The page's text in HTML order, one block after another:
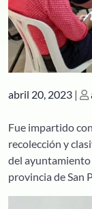
Publicado
abril 20, 2023 |
Fue impartido
recolección y
del ayuntamiento
provincia de San